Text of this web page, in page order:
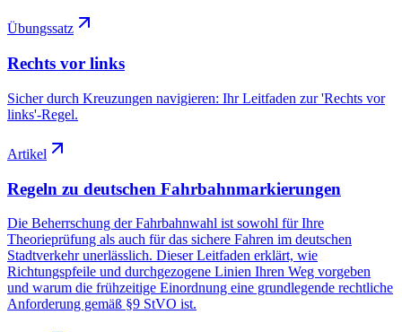
Übungssatz
Rechts vor links
Sicher durch Kreuzungen navigieren: Ihr Leitfaden zur 'Rechts vor
links'-Regel.
Artikel
Regeln zu deutschen Fahrbahnmarkierungen
Die Beherrschung der Fahrbahnwahl ist sowohl für Ihre
Theorieprüfung als auch für das sichere Fahren im deutschen
Stadtverkehr unerlässlich. Dieser Leitfaden erklärt, wie
Richtungspfeile und durchgezogene Linien Ihren Weg vorgeben
und warum die frühzeitige Einordnung eine grundlegende rechtliche
Anforderung gemäß §9 StVO ist.